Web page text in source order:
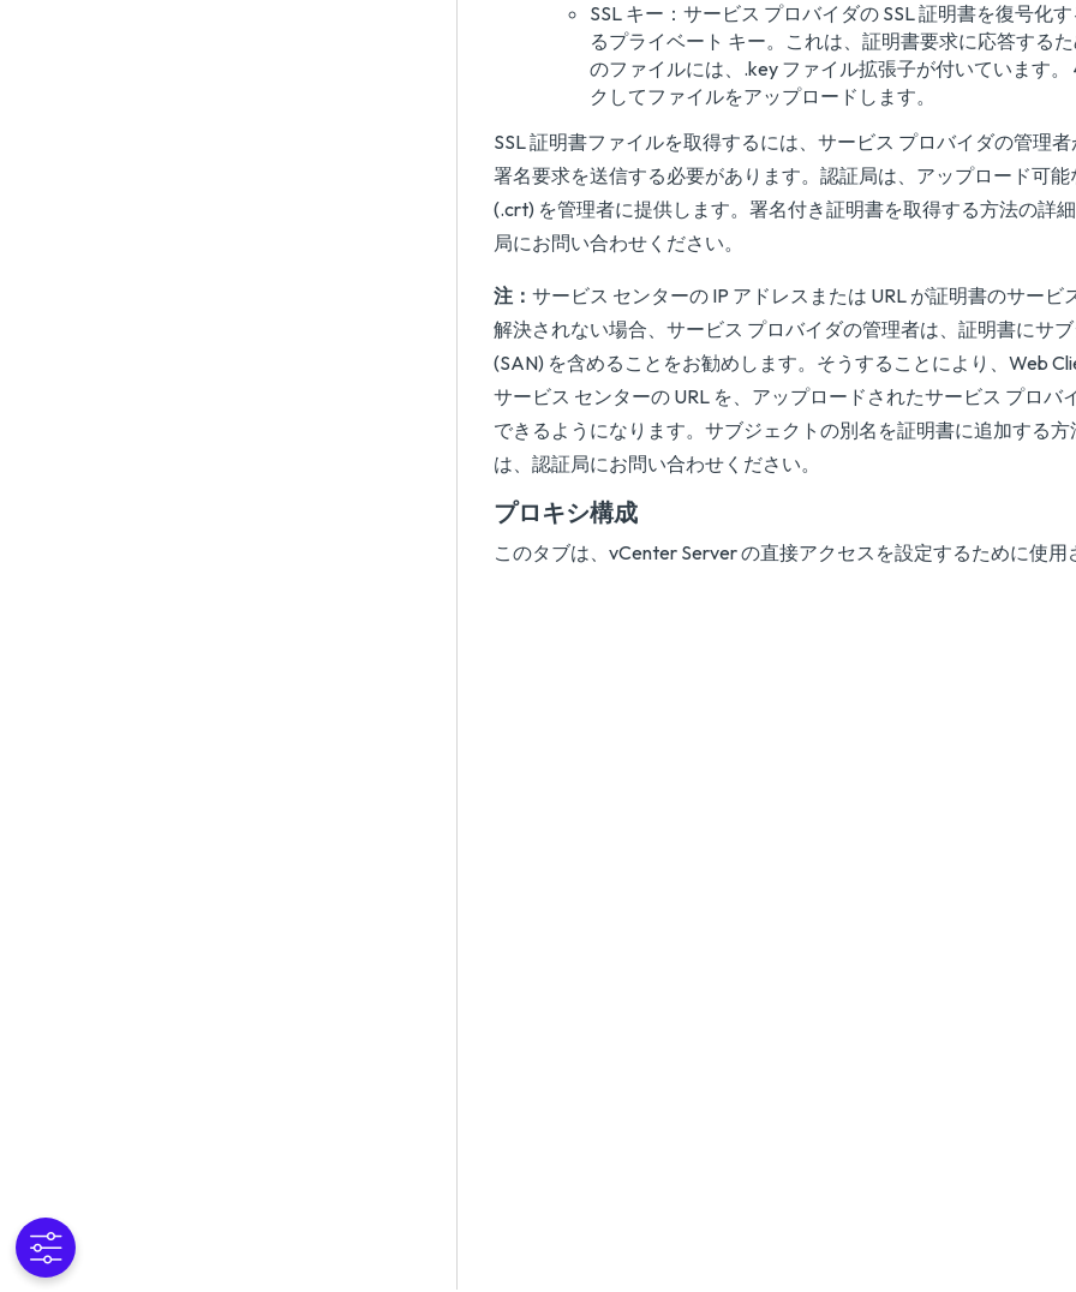
SSL キー：サービス プロバイダの SSL 証明書を復号化
るプライベート キー。これは、証明書要求に応答する
のファイルには、.key ファイル拡張子が付いています。
クしてファイルをアップロードします。
SSL 証明書ファイルを取得するには、サービス プロバイダの管理
署名要求を送信する必要があります。認証局は、アップロード可
(.crt) を管理者に提供します。署名付き証明書を取得する方法の詳
局にお問い合わせください。
注： サービス センターの IP アドレスまたは URL が証明書のサービ
解決されない場合、サービス プロバイダの管理者は、証明書にサ
(SAN) を含めることをお勧めします。そうすることにより、Web
サービス センターの URL を、アップロードされたサービス プロバ
できるようになります。サブジェクトの別名を証明書に追加する方
は、認証局にお問い合わせください。
プロキシ構成
このタブは、vCenter Server の直接アクセスを設定するために使用